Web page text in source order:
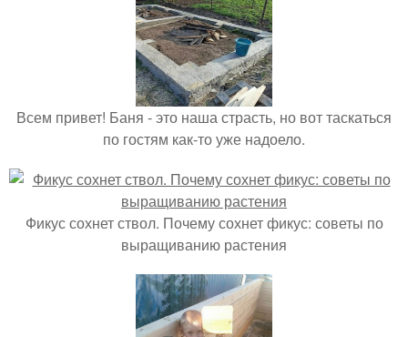
Всем привет! Баня - это наша страсть, но вот таскаться
по гостям как-то уже надоело.
Фикус сохнет ствол. Почему сохнет фикус: советы по
выращиванию растения